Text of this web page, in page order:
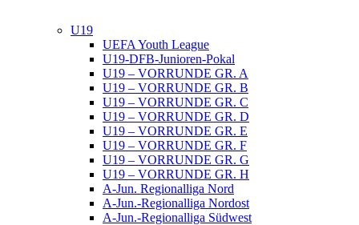
U19
UEFA Youth League
U19-DFB-Junioren-Pokal
U19 – VORRUNDE GR. A
U19 – VORRUNDE GR. B
U19 – VORRUNDE GR. C
U19 – VORRUNDE GR. D
U19 – VORRUNDE GR. E
U19 – VORRUNDE GR. F
U19 – VORRUNDE GR. G
U19 – VORRUNDE GR. H
A-Jun. Regionalliga Nord
A-Jun.-Regionalliga Nordost
A-Jun.-Regionalliga Südwest